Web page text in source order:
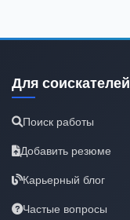
Для соискателей
Поиск работы
Добавить резюме
Карьерный блог
Частые вопросы